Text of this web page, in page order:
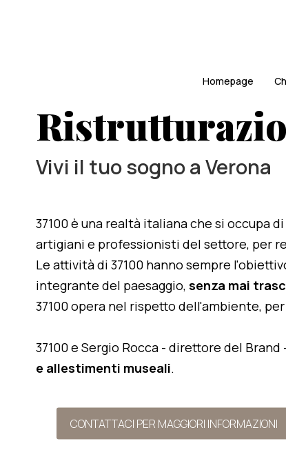
Homepage
Vivi il tuo sogno a Verona
37100 è una realtà italiana che si occupa di
artigiani e professionisti del settore, per
Le attività di 37100 hanno sempre
integrante del paesaggio, senza mai
37100 opera nel rispetto dell'ambiente,
37100 e Sergio Rocca - direttore del Brand
e allestimenti museali.
CONTATTACI PER MAGGIORI INFORMAZIONI